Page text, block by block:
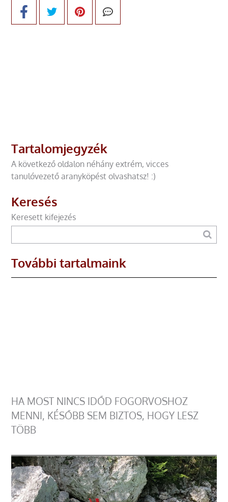
Tartalomjegyzék
A következő oldalon néhány extrém, vicces
tanulóvezető aranyköpést olvashatsz! :)
Keresés
Keresett kifejezés
További tartalmaink
HA MOST NINCS IDŐD FOGORVOSHOZ
MENNI, KÉSŐBB SEM BIZTOS, HOGY LESZ
TÖBB